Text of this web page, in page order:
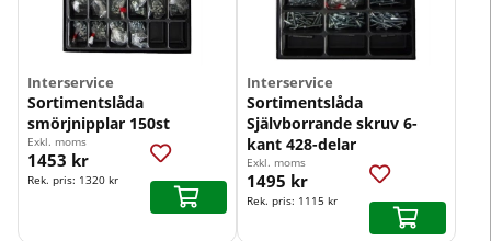
Interservice
Sortimentslåda
smörjnipplar 150st
Exkl. moms
1453 kr
Rek. pris: 1320 kr
Interservice
Sortimentslåda
Självborrande skruv 6-
kant 428-delar
Exkl. moms
1495 kr
Rek. pris: 1115 kr